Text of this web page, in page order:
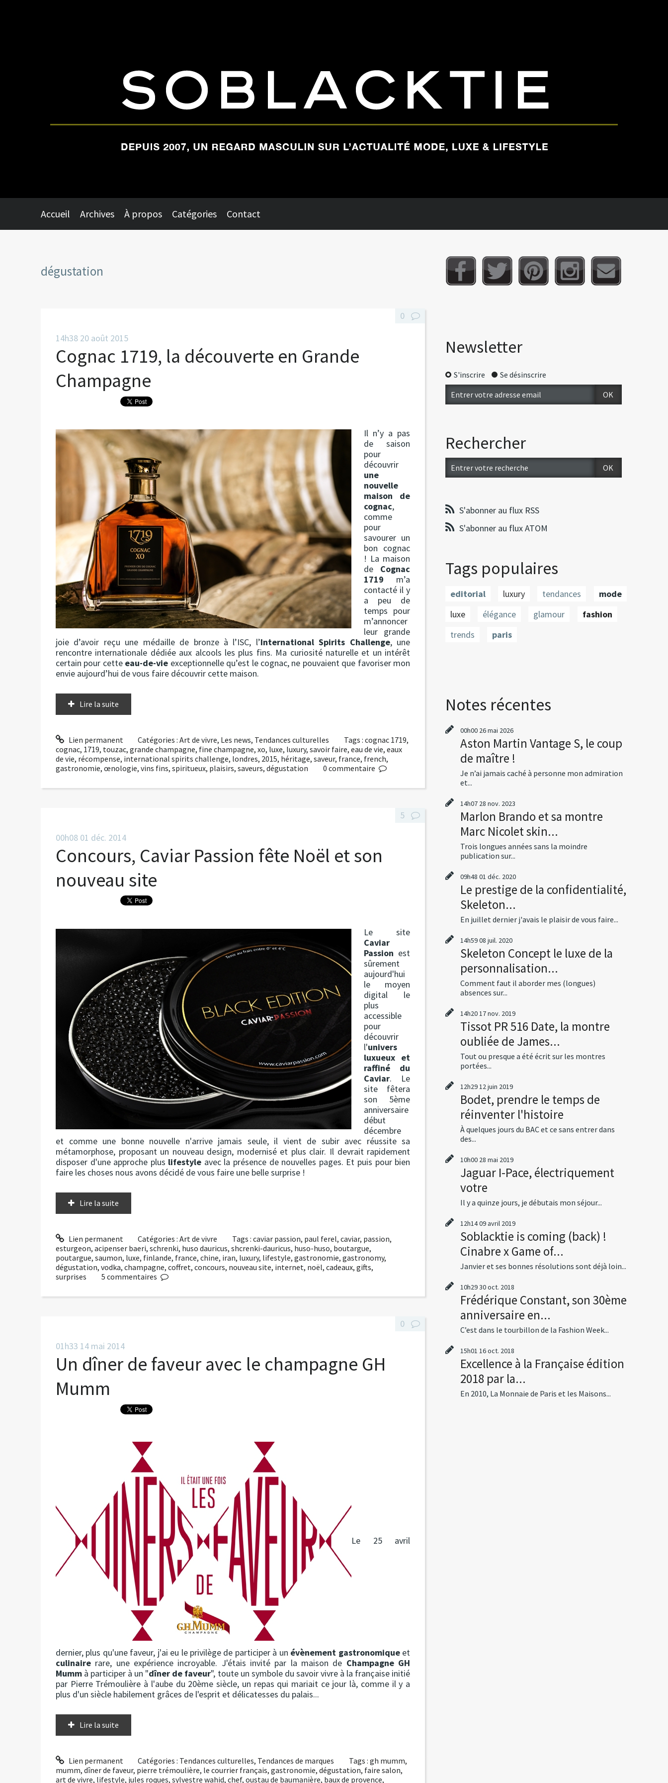
Accueil Archives À propos Catégories Contact
dégustation
14h38 20 août 2015
Cognac 1719, la découverte en Grande
Champagne
Il n’y a pas
de saison
pour
découvrir
une
nouvelle
maison de
cognac,
comme
pour
savourer un
bon cognac
! La maison
de Cognac
1719 m’a
contacté il y
a peu de
temps pour
m’annoncer
leur grande
joie d’avoir reçu une médaille de bronze à l’ISC, l’International Spirits Challenge, une
rencontre internationale dédiée aux alcools les plus fins. Ma curiosité naturelle et un intérêt
certain pour cette eau-de-vie exceptionnelle qu’est le cognac, ne pouvaient que favoriser mon
envie aujourd’hui de vous faire découvrir cette maison.
Lire la suite
Lien permanent Catégories :Art de vivre, Les news, Tendances culturelles Tags :cognac 1719,
cognac, 1719, touzac, grande champagne, fine champagne, xo, luxe, luxury, savoir faire, eau de vie, eaux
de vie, récompense, international spirits challenge, londres, 2015, héritage, saveur, france, french,
gastronomie, œnologie, vins fins, spiritueux, plaisirs, saveurs, dégustation
0
0 commentaire
00h08 01 déc. 2014
Concours, Caviar Passion fête Noël et son
nouveau site
Le site
Caviar
Passion est
sûrement
aujourd'hui
le moyen
digital le
plus
accessible
pour
découvrir
l'univers
luxueux et
raffiné du
Caviar. Le
site fêtera
son 5ème
anniversaire
début
décembre
et comme une bonne nouvelle n'arrive jamais seule, il vient de subir avec réussite sa
métamorphose, proposant un nouveau design, modernisé et plus clair. Il devrait rapidement
disposer d'une approche plus lifestyle avec la présence de nouvelles pages. Et puis pour bien
faire les choses nous avons décidé de vous faire une belle surprise !
Lire la suite
Lien permanent Catégories :Art de vivre Tags :caviar passion, paul ferel,caviar, passion,
esturgeon, acipenser baeri, schrenki, huso dauricus, shcrenki-dauricus, huso-huso, boutargue,
poutargue, saumon, luxe, finlande, france, chine, iran, luxury, lifestyle, gastronomie, gastronomy,
dégustation, vodka, champagne, coffret, concours, nouveau site, internet, noël, cadeaux, gifts,
surprises
5
5 commentaires
01h33 14 mai 2014
Un dîner de faveur avec le champagne GH
Mumm
Le 25 avril
dernier, plus qu'une faveur, j'ai eu le privilège de participer à un évènement gastronomiqueet
culinaire rare, une expérience incroyable. J'étais invité par la maison de Champagne GH
Mumm à participer à un "dîner de faveur", toute un symbole du savoir vivre à la française initié
par Pierre Trémoulière à l'aube du 20ème siècle, un repas qui mariait ce jour là, comme il y a
plus d'un siècle habilement grâces de l'esprit et délicatesses du palais...
Lire la suite
Lien permanent Catégories : Tendances culturelles, Tendances de marques Tags :gh mumm,
mumm, dîner de faveur, pierre trémoulière, le courrier français, gastronomie, dégustation, faire salon,
art de vivre, lifestyle, jules roques, sylvestre wahid, chef, oustau de baumanière, baux de provence,
0
Newsletter
S'inscrire Se désinscrire
Rechercher
S'abonner au flux RSS
S'abonner au flux ATOM
Tags populaires
editorial luxury tendances
mode
luxe
élégance glamour
fashion
trends
paris
Notes récentes
00h00 26mai 2026
Aston Martin Vantage S, le coup
de maître !
Je n’ai jamais caché à personne mon admiration
et...
14h07 28 nov. 2023
Marlon Brando et sa montre
Marc Nicolet skin...
Trois longues années sans la moindre
publication sur...
09h48 01 déc. 2020
Le prestige de la confidentialité,
Skeleton...
En juillet dernier j'avais le plaisir de vous faire...
14h5908 juil. 2020
Skeleton Concept le luxe de la
personnalisation...
Comment faut il aborder mes (longues)
absences sur...
14h2017nov. 2019
Tissot PR 516 Date, la montre
oubliée de James...
Tout ou presque a été écrit sur les montres
portées...
12h2912juin 2019
Bodet, prendre le temps de
réinventer l'histoire
À quelques jours du BAC et ce sans entrer dans
des...
10h00 28 mai 2019
Jaguar I-Pace, électriquement
votre
Il y a quinze jours, je débutais mon séjour...
12h1409avril 2019
Soblacktie is coming (back) !
Cinabre x Game of...
Janvier et ses bonnes résolutions sont déjà loin...
10h2930oct. 2018
Frédérique Constant, son 30ème
anniversaire en...
C’est dans le tourbillon de la Fashion Week...
15h01 16oct. 2018
Excellence à la Française édition
2018 par la...
En 2010, La Monnaie de Paris et les Maisons...